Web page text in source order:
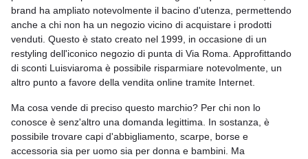
brand ha ampliato notevolmente il bacino d'utenza, permettendo
anche a chi non ha un negozio vicino di acquistare i prodotti
venduti. Questo è stato creato nel 1999, in occasione di un
restyling dell'iconico negozio di punta di Via Roma. Approfittando
di sconti Luisviaroma è possibile risparmiare notevolmente, un
altro punto a favore della vendita online tramite Internet.
Ma cosa vende di preciso questo marchio? Per chi non lo
conosce è senz'altro una domanda legittima. In sostanza, è
possibile trovare capi d'abbigliamento, scarpe, borse e
accessoria sia per uomo sia per donna e bambini. Ma